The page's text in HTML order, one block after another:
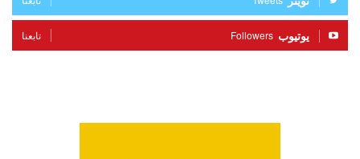
يوتيوب Followers تابعنا